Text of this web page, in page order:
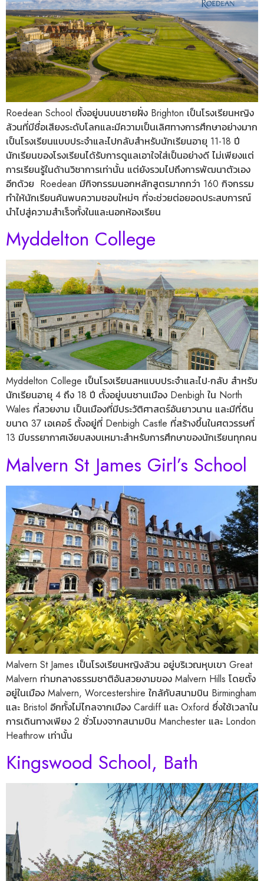
Roedean School ตั้งอยู่บนบนชายฝั่ง Brighton เป็นโรงเรียนหญิง
ล้วนที่มีชื่อเสียงระดับโลกและมีความเป็นเลิศทางการศึกษาอย่างมาก
เป็นโรงเรียนแบบประจำและไปกลับสำหรับนักเรียนอายุ 11-18 ปี
นักเรียนของโรงเรียนได้รับการดูแลเอาใจใส่เป็นอย่างดี ไม่เพียงแต่
การเรียนรู้ในด้านวิชาการเท่านั้น แต่ยังรวมไปถึงการพัฒนาตัวเอง
อีกด้วย Roedean มีกิจกรรมนอกหลักสูตรมากกว่า 160 กิจกรรม
ทำให้นักเรียนค้นพบความชอบใหม่ๆ ที่จะช่วยต่อยอดประสบการณ์
นำไปสู่ความสำเร็จทั้งในและนอกห้องเรียน
Myddelton College
Myddelton College เป็นโรงเรียนสหแบบประจำและไป-กลับ สำหรับ
นักเรียนอายุ 4 ถึง 18 ปี ตั้งอยู่บนชานเมือง Denbigh ใน North
Wales ที่สวยงาม เป็นเมืองที่มีประวัติศาสตร์อันยาวนาน และมีที่ดิน
ขนาด 37 เอเคอร์ ตั้งอยู่ที่ Denbigh Castle ที่สร้างขึ้นในศตวรรษที่
13 มีบรรยากาศเงียบสงบเหมาะสำหรับการศึกษาของนักเรียนทุกคน
Malvern St James Girl’s School
Malvern St James เป็นโรงเรียนหญิงล้วน อยู่บริเวณหุบเขา Great
Malvern ท่ามกลางธรรมชาติอันสวยงามของ Malvern Hills โดยตั้ง
อยู่ในเมือง Malvern, Worcestershire ใกล้กับสนามบิน Birmingham
และ Bristol อีกทั้งไม่ไกลจากเมือง Cardiff และ Oxford ซึ่งใช้เวลาใน
การเดินทางเพียง 2 ชั่วโมงจากสนามบิน Manchester และ London
Heathrow เท่านั้น
Kingswood School, Bath